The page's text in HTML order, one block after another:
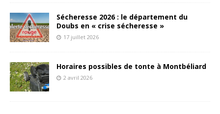
Sécheresse 2026 : le département du
Doubs en « crise sécheresse »
17 juillet 2026
Horaires possibles de tonte à Montbéliard
2 avril 2026